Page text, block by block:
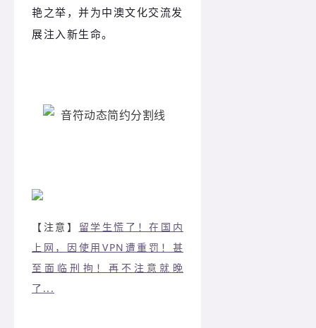
艳之举，并为中澳文化交流发
展注入新生命。
【注意】 留学生慌了！在国内
上网，因使用VPN遭重罚！甚
至面临刑拘！再不注意就晚
了...